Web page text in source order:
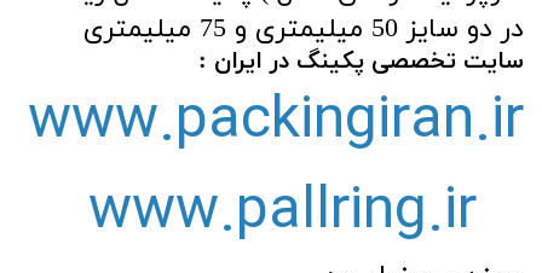
در دو سایز 50 میلیمتری و 75 میلیمتری
سایت تخصصی پکینگ در ایران :
www.packingiran.ir
www.pallring.ir